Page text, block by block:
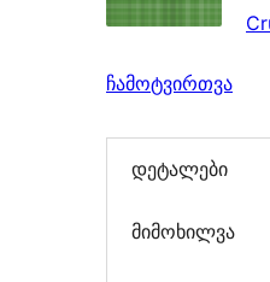
ჩამოტვირთვა
დეტალები
მიმოხილვა